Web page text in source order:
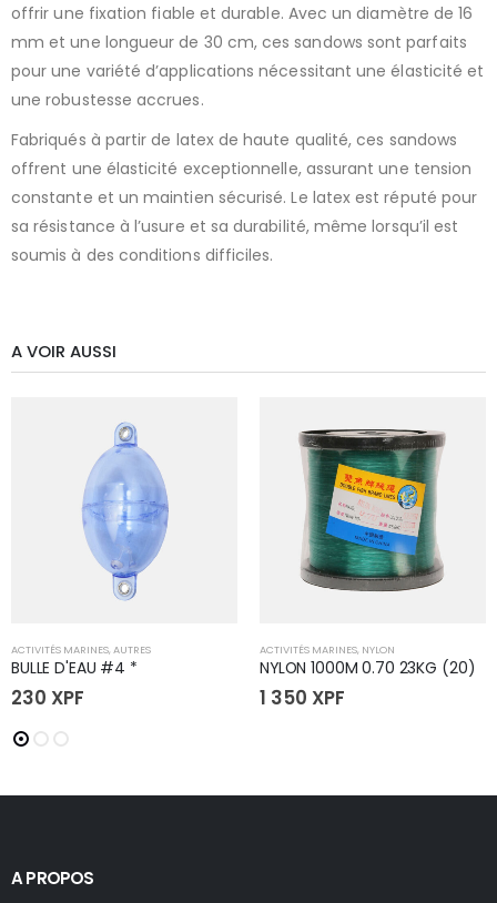
offrir une fixation fiable et durable. Avec un diamètre de 16
mm et une longueur de 30 cm, ces sandows sont parfaits
pour une variété d’applications nécessitant une élasticité et
une robustesse accrues.
Fabriqués à partir de latex de haute qualité, ces sandows
offrent une élasticité exceptionnelle, assurant une tension
constante et un maintien sécurisé. Le latex est réputé pour
sa résistance à l’usure et sa durabilité, même lorsqu’il est
soumis à des conditions difficiles.
A VOIR AUSSI
ACTIVITÉS MARINES, AUTRES
BULLE D'EAU #4 *
230 XPF
ACTIVITÉS MARINES, NYLON
NYLON 1000M 0.70 23KG (20)
1 350 XPF
A PROPOS